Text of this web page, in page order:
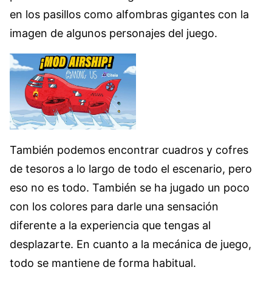
en los pasillos como alfombras gigantes con la
imagen de algunos personajes del juego.
También podemos encontrar cuadros y cofres
de tesoros a lo largo de todo el escenario, pero
eso no es todo. También se ha jugado un poco
con los colores para darle una sensación
diferente a la experiencia que tengas al
desplazarte. En cuanto a la mecánica de juego,
todo se mantiene de forma habitual.